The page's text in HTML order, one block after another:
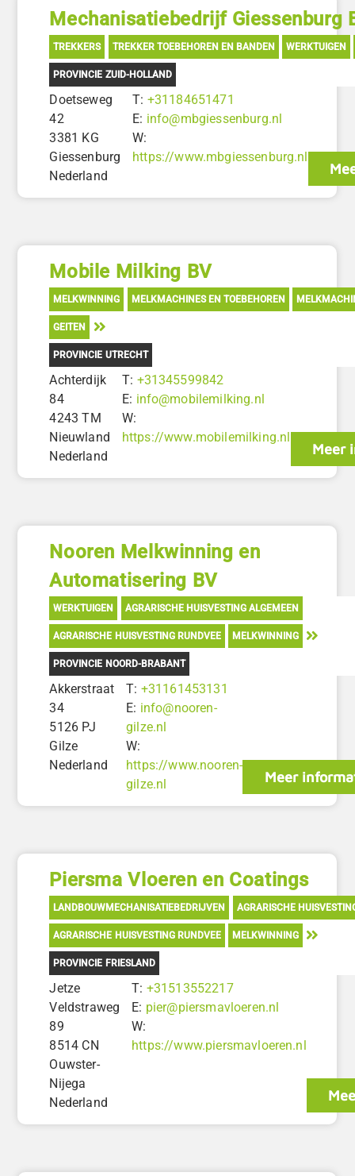
Mechanisatiebedrijf Giessenburg
TREKKERS TREKKER TOEBEHOREN EN BANDEN WERKTUIGEN
PROVINCIE ZUID-HOLLAND
Doetseweg
42
3381 KG
Giessenburg
Nederland
T: +31184651471
E: info@mbgiessenburg.nl
W:
https://www.mbgiessenburg.nl
Mobile Milking BV
MELKWINNING MELKMACHINES EN TOEBEHOREN
GEITEN
PROVINCIE UTRECHT
Achterdijk
84
4243 TM
Nieuwland
Nederland
T: +31345599842
E: info@mobilemilking.nl
W:
https://www.mobilemilking.nl
Meer
Nooren Melkwinning en
Automatisering BV
WERKTUIGEN AGRARISCHE HUISVESTING ALGEMEEN
AGRARISCHE HUISVESTING RUNDVEE MELKWINNING
PROVINCIE NOORD-BRABANT
Akkerstraat
34
5126 PJ
Gilze
Nederland
T: +31161453131
E: info@nooren-
gilze.nl
W:
https://www.nooren-
gilze.nl
Meer
Piersma Vloeren en Coatings
LANDBOUWMECHANISATIEBEDRIJVEN AGRARISCHE
AGRARISCHE HUISVESTING RUNDVEE MELKWINNING
PROVINCIE FRIESLAND
Jetze
Veldstraweg
89
8514 CN
Ouwster-
Nijega
Nederland
T: +31513552217
E: pier@piersmavloeren.nl
W:
https://www.piersmavloeren.nl